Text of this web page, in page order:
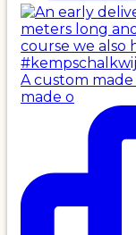
A custom
made o